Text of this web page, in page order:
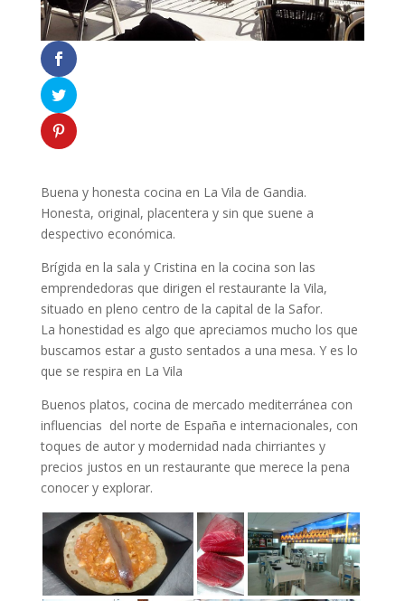
Buena y honesta cocina en La Vila de Gandia.
Honesta, original, placentera y sin que suene a
despectivo económica.
Brígida en la sala y Cristina en la cocina son las
emprendedoras que dirigen el restaurante la Vila,
situado en pleno centro de la capital de la Safor.
La honestidad es algo que apreciamos mucho los que
buscamos estar a gusto sentados a una mesa. Y es lo
que se respira en La Vila
Buenos platos, cocina de mercado mediterránea con
influencias del norte de España e internacionales, con
toques de autor y modernidad nada chirriantes y
precios justos en un restaurante que merece la pena
conocer y explorar.